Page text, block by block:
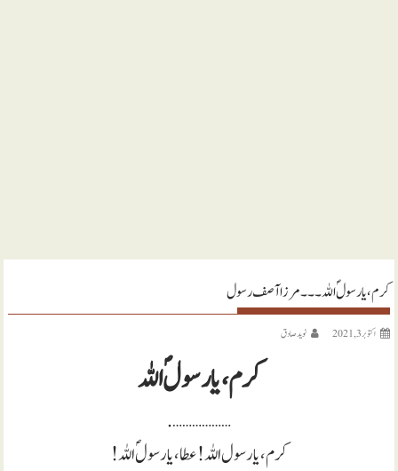
کرم ، یا رسولؐ اللہ ۔۔۔ مرزا آصف رسول
اکتوبر 3, 2021 نويد صادق
کرم ، یا رسولؐ اللہ
……………….
کرم، یارسول اللہ! عطا، یارسولؐ اللہ!